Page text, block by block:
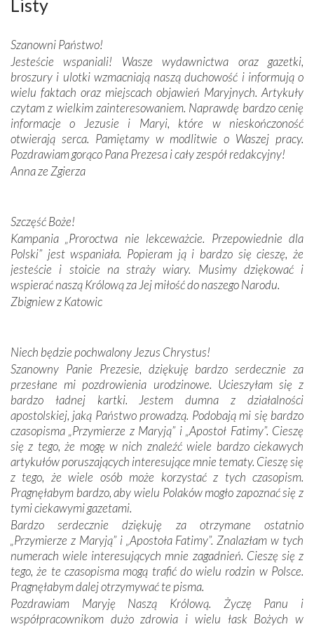
wspaniałe zdobienia, dbałość ich twórców o detale,
budowniczych.
Podążyliśmy też śladami fatimskich wizjonerów – Łucji
dos Santos oraz świętych Hiacynty i Franciszka Marto.
Modliliśmy się przy ich grobach. Odprawiliśmy Drogę
Krzyżową w ich rodzinnych stronach, odwiedziliśmy
domy, w których żyli.
W miejscu objawień Matki Bożej zapaliliśmy świece
Podczas tej kilkudniowej wyprawy na każdym kroku
spotykaliśmy się z serdeczną otwartością
Portugalczyków. Podziwialiśmy ich ludową sztukę i
zwyczaje. Mimo że nasze kraje są od siebie bardzo
oddalone, w żaden sposób nie czuliśmy się obco.
Sprawiła to oczywiście sama Matka Boża, ale też
kulturowa bliskość biorąca swój początek w naszej
mieliśmy okazję przekonać się, że Maryja swoją opieką
otacza nie tylko nasz naród, lecz wszystkie nacje, które
się Jej ufnie oddają, a także każdą osobę, która zawierza
Jej siebie oraz swych bliskich.
Dzieje Portugalii to również historia wierności Bogu i
odstępstw, także w życiu władców. Trudne momenty w
wymiarze tak osobistym, jak i zbiorowym, przypominają o
konieczności ciągłego zabiegania o własną duszę i o łaskę
Opatrzności. Wierność przynosi pomyślność –
przynajmniej w życiu duchowym. Odstępstwo owocuje
nieszczęściem i śmiercią. Te uniwersalne prawdy
przychodziły na myśl, gdy słuchaliśmy opowieści
przewodników o portugalskich monarchach i wodzach,
zwycięskich bitwach i nieszczęśliwych losach grzesznych
kochanków.
Byli tym razem pośród Apostołów Fatimy reprezentanci
Listy
Szanowni Państwo!
Jesteście wspaniali! Wasze wydawnictwa oraz gazetki,
broszury i ulotki wzmacniają naszą duchowość i informują o
wielu faktach oraz miejscach objawień Maryjnych. Artykuły
czytam z wielkim zainteresowaniem. Naprawdę bardzo cenię
informacje o Jezusie i Maryi, które w nieskończoność
otwierają serca. Pamiętamy w modlitwie o Waszej pracy.
Pozdrawiam gorąco Pana Prezesa i cały zespół redakcyjny!
Anna ze Zgierza
Szczęść Boże!
Kampania „Proroctwa nie lekceważcie. Przepowiednie dla
Polski” jest wspaniała. Popieram ją i bardzo się cieszę, że
jesteście i stoicie na straży wiary. Musimy dziękować i
wspierać naszą Królową za Jej miłość do naszego Narodu.
Zbigniew z Katowic
Niech będzie pochwalony Jezus Chrystus!
Szanowny Panie Prezesie, dziękuję bardzo serdecznie za
przesłane mi pozdrowienia urodzinowe. Ucieszyłam się z
bardzo ładnej kartki. Jestem dumna z działalności
apostolskiej, jaką Państwo prowadzą. Podobają mi się bardzo
czasopisma „Przymierze z Maryją” i „Apostoł Fatimy”. Cieszę
się z tego, że mogę w nich znaleźć wiele bardzo ciekawych
artykułów poruszających interesujące mnie tematy. Cieszę się
z tego, że wiele osób może korzystać z tych czasopism.
Pragnęłabym bardzo, aby wielu Polaków mogło zapoznać się z
tymi ciekawymi gazetami.
Bardzo serdecznie dziękuję za otrzymane ostatnio
„Przymierze z Maryją” i „Apostoła Fatimy”. Znalazłam w tych
numerach wiele interesujących mnie zagadnień. Cieszę się z
tego, że te czasopisma mogą trafić do wielu rodzin w Polsce.
Pragnęłabym dalej otrzymywać te pisma.
Pozdrawiam Maryję Naszą Królową. Życzę Panu i
współpracownikom dużo zdrowia i wielu łask Bożych w